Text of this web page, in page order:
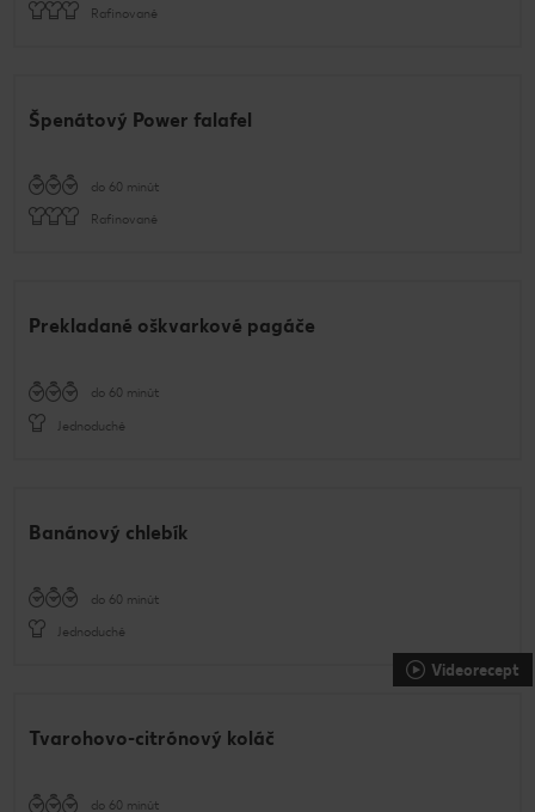
Rafinované
Špenátový Power falafel
do 60 minút
Rafinované
Prekladané oškvarkové pagáče
do 60 minút
Jednoduché
Banánový chlebík
do 60 minút
Jednoduché
Videorecept
Tvarohovo-citrónový koláč
do 60 minút